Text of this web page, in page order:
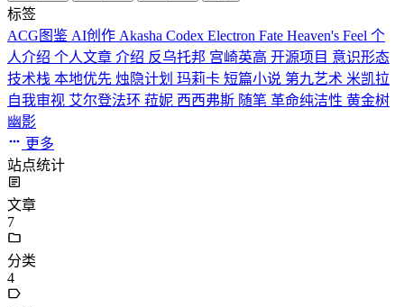
标签
ACG图鉴 AI创作 Akasha Codex Electron Fate Heaven's Feel 个
人介绍 个人文章 介绍 反乌托邦 宫崎英高 开源项目 意识形态
技术栈 本地优先 烛隐计划 玛莉卡 短篇小说 第九艺术 米凯拉
自我审视 艾尔登法环 菈妮 西西弗斯 随笔 革命纯洁性 黄金树
幽影
更多
站点统计
文章
7
分类
4